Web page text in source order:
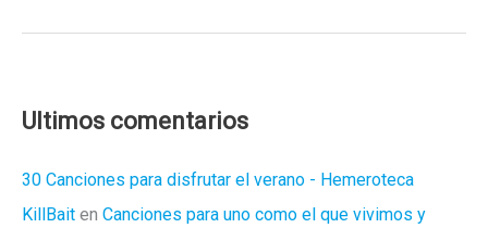
foto
Ultimos comentarios
30 Canciones para disfrutar el verano - Hemeroteca
KillBait en Canciones para uno como el que vivimos y